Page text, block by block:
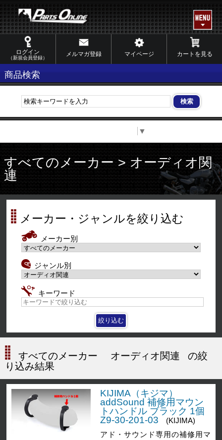
ログイン
（新規会員登録）
メルマガ登録 マイページ カートを見る
商品検索
▼
すべてのメーカー > オーディオ関
連
メーカー・ジャンルを絞り込む
メーカー別
ジャンル別
キーワード
すべてのメーカー オーディオ関連
の絞
り込み結果
KIJIMA（キジマ）
addSound 補修用マウン
トハンドル ブラック 1個
Z9-30-201-03
(KIJIMA)
アド・サウンド専用の補修用マ